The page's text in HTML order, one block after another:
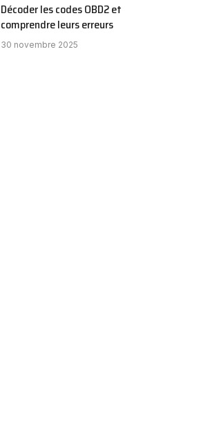
Décoder les codes OBD2 et
comprendre leurs erreurs
30 novembre 2025